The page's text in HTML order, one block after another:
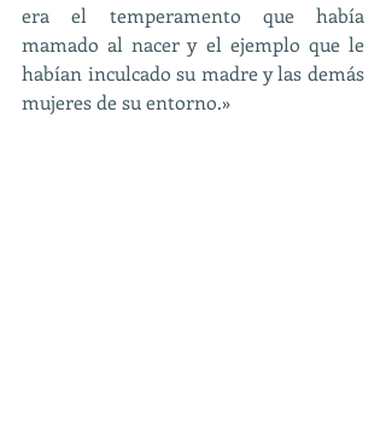
era el temperamento que había
mamado al nacer y el ejemplo que le
habían inculcado su madre y las demás
mujeres de su entorno.»